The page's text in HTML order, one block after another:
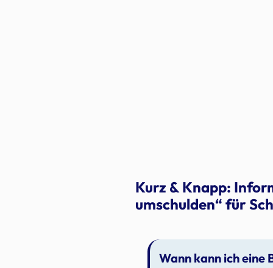
Kurz & Knapp:
umschulden“ für
Wann kann ich eine